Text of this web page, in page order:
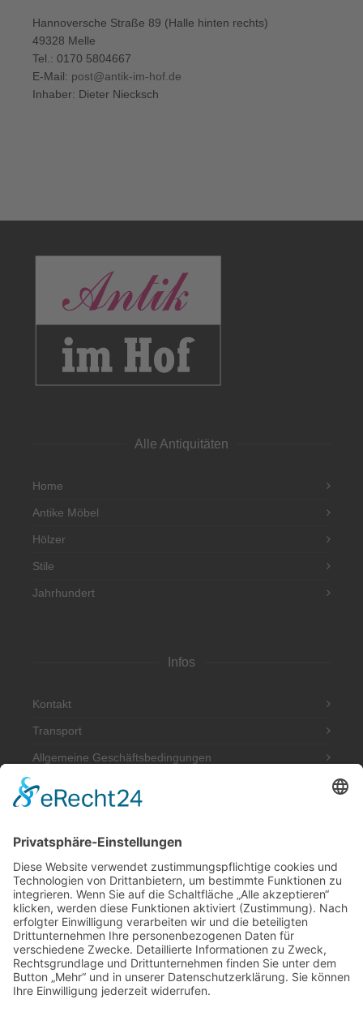
Hannoversche Straße 89 (Halle hinten rechts)
49328 Melle
Tel.: 0170 5804667
E-Mail: post@antik-im-hof.de
Inhaber: Dieter Niecksch
Alle Antiquitäten
Home
Antike Möbel
Hölzer
Stile
Jahrhundert
Infos
Kontakt
Transport
Allgemeine Geschäftsbedingungen
Impressum
Datenschutzerklärung
Adresse
Werkstatt und Möbelausstellung:
Hannoversche Str. 89 (Halle hinten rechts)
49328 Melle
Tel.: 0170 580 4667
post@antik-im-hof.de